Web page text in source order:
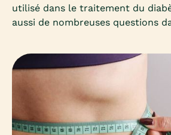
utilisé dans le traitement du
aussi de nombreuses questions
qui souhaitent perdre du poids et